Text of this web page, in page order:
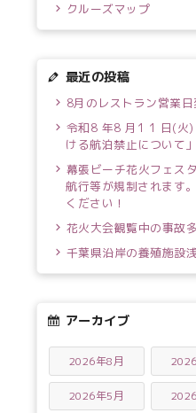
クルーズマップ
最近の投稿
8月のレストラン営業
令和8 年8 月1 1 日(火)
ける航泊禁止について」
幕張ビーチ花火フェス
航行等が規制されます
ください！
花火大会観覧中の事故
千葉県沿岸の養殖施設
アーカイブ
2026年8月
2026年5月